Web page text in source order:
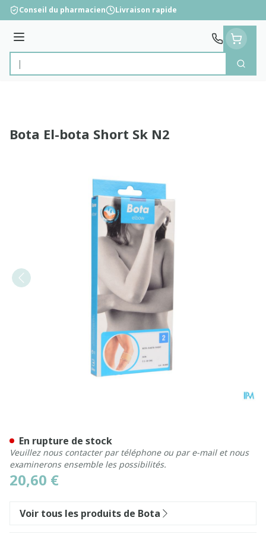
Aller au contenu
Conseil du pharmacien Livraison rapide
Menu
Rechercher
Bota El-bota Short Sk N2
20,60 €
En rupture de stock
Veuillez nous contacter par téléphone ou par e-mail et nous
examinerons ensemble les possibilités.
Voir tous les produits de Bota